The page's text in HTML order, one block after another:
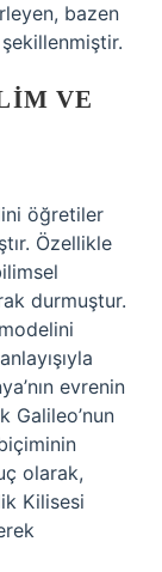
bazen
VE
öğretiler
Özellikle
durmuştur.
evrenin
Galileo’nun
olarak,
Kilisesi